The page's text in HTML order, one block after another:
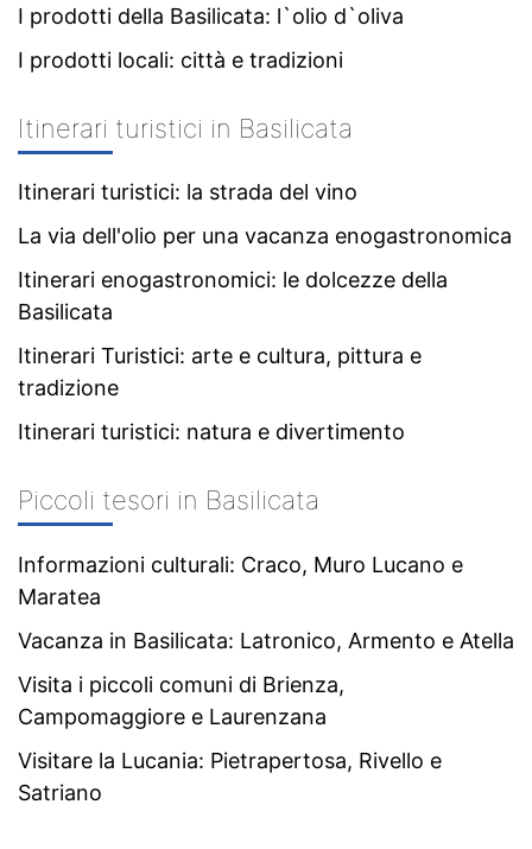
I prodotti della Basilicata: l`olio d`oliva
I prodotti locali: città e tradizioni
Itinerari turistici in Basilicata
Itinerari turistici: la strada del vino
La via dell'olio per una vacanza enogastronomica
Itinerari enogastronomici: le dolcezze della
Basilicata
Itinerari Turistici: arte e cultura, pittura e
tradizione
Itinerari turistici: natura e divertimento
Piccoli tesori in Basilicata
Informazioni culturali: Craco, Muro Lucano e
Maratea
Vacanza in Basilicata: Latronico, Armento e Atella
Visita i piccoli comuni di Brienza,
Campomaggiore e Laurenzana
Visitare la Lucania: Pietrapertosa, Rivello e
Satriano